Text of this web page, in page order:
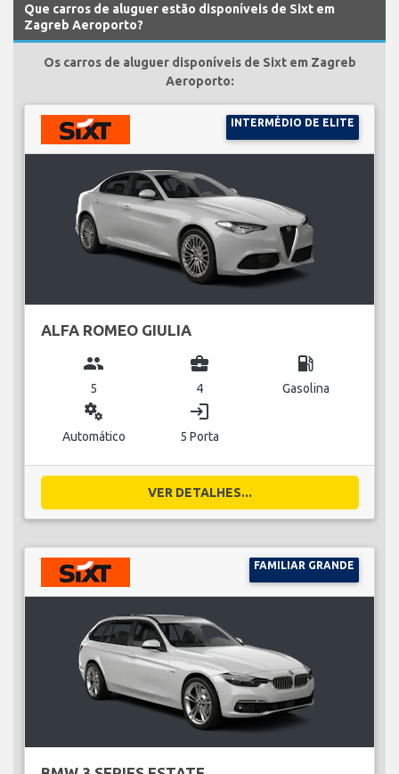
Que carros de aluguer estão disponíveis de Sixt em
Zagreb Aeroporto?
Os carros de aluguer disponíveis de Sixt em Zagreb
Aeroporto:
INTERMÉDIO DE ELITE
ALFA ROMEO GIULIA
group
5
business_center
4
local_gas_station
Gasolina
miscellaneous_services
Automático
login
5 Porta
VER DETALHES...
FAMILIAR GRANDE